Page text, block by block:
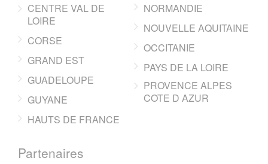
CENTRE VAL DE
LOIRE
CORSE
GRAND EST
GUADELOUPE
GUYANE
HAUTS DE FRANCE
NORMANDIE
NOUVELLE AQUITAINE
OCCITANIE
PAYS DE LA LOIRE
PROVENCE ALPES
COTE D AZUR
Partenaires